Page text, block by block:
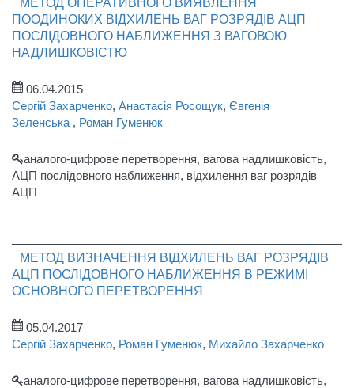
МЕТОД ОПЕРАТИВНОГО ВИЯВЛЕННЯ
ПООДИНОКИХ ВІДХИЛЕНЬ ВАГ РОЗРЯДІВ АЦП
ПОСЛІДОВНОГО НАБЛИЖЕННЯ З ВАГОВОЮ
НАДЛИШКОВІСТЮ
06.04.2015
Сергій Захарченко, Анастасія Росощук, Євгенія
Зеленська , Роман Гуменюк
аналого-цифрове перетворення, вагова надлишковість,
АЦП послідовного наближення, відхилення ваг розрядів
АЦП
МЕТОД ВИЗНАЧЕННЯ ВІДХИЛЕНЬ ВАГ РОЗРЯДІВ
АЦП ПОСЛІДОВНОГО НАБЛИЖЕННЯ В РЕЖИМІ
ОСНОВНОГО ПЕРЕТВОРЕННЯ
05.04.2017
Сергій Захарченко, Роман Гуменюк, Михайло Захарченко
аналого-цифрове перетворення, вагова надлишковість,